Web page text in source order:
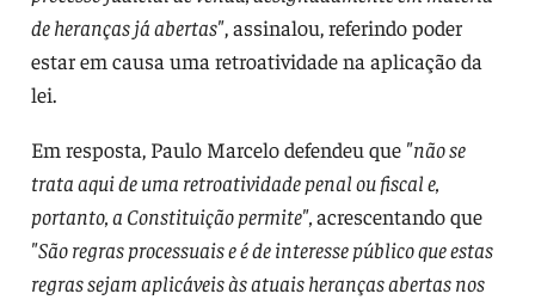
de heranças já abertas", assinalou, referindo poder
estar em causa uma retroatividade na aplicação da
lei.
Em resposta, Paulo Marcelo defendeu que "não se
trata aqui de uma retroatividade penal ou fiscal e,
portanto, a Constituição permite",acrescentando que
"São regras processuais e é de interesse público que estas
regras sejam aplicáveis às atuais heranças abertas nos